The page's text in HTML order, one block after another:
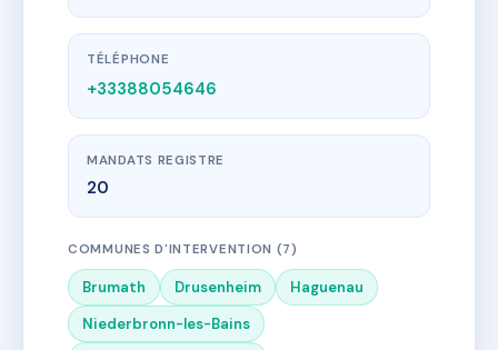
TÉLÉPHONE
+33388054646
MANDATS REGISTRE
20
COMMUNES D'INTERVENTION (7)
Brumath Drusenheim
Haguenau
Niederbronn-les-Bains